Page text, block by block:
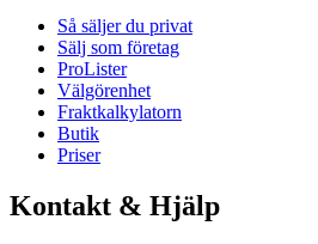
Så säljer du privat
Sälj som företag
ProLister
Välgörenhet
Fraktkalkylatorn
Butik
Priser
Kontakt & Hjälp